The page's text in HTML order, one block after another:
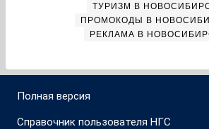
ТУРИЗМ В
ПРОМОКОДЫ В
РЕКЛАМА В
Полная версия
Справочник пользователя НГС